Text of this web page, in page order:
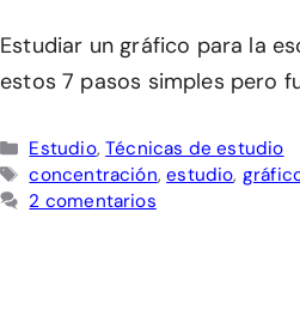
Estudiar un gráfico para la
estos 7 pasos simples pero
Categorías
Estudio,Técnicas de estudio
Etiquetas
concentración,estudio,
2 comentarios